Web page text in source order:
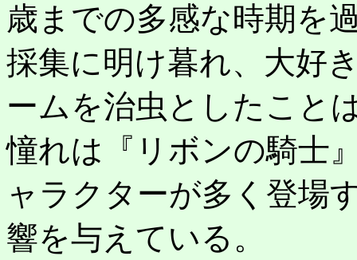
歳までの多感な時期を
採集に明け暮れ、大好
ームを治虫としたこと
憧れは『リボンの騎士
ャラクターが多く登場
響を与えている。